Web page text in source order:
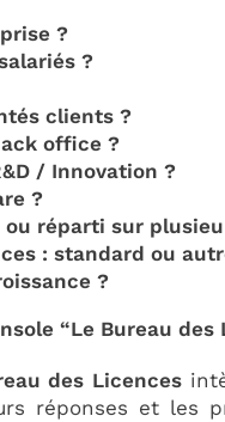
?
?
clients ?
office ?
/ Innovation ?
?
réparti sur
: standard ou
?
“Le Bureau des
des Licences
réponses et les